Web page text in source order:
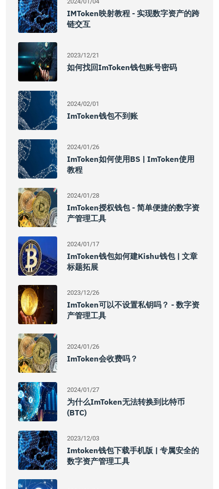
IMToken映射教程 - 实现数字资产的跨
链交互
2023/12/21
如何找回imToken钱包账号密码
2024/02/01
ImToken钱包不到账
2024/01/26
ImToken如何使用BS | ImToken使用
教程
2024/01/28
ImToken授权钱包 - 简单便捷的数字资
产管理工具
2024/01/17
ImToken钱包如何建Kishu钱包 | 文章
标题拓展
2023/12/26
ImToken可以不设置私钥吗？ - 数字资
产管理工具
2024/01/26
ImToken会收费吗？
2024/01/27
为什么imToken无法转换到比特币
(BTC)
2023/12/03
Imtoken钱包下载手机版 | 专属安全的
数字资产管理工具